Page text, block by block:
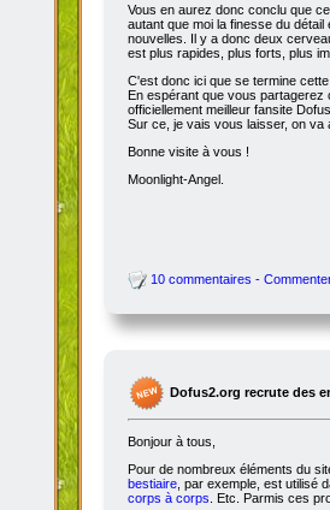
Vous en aurez donc conclu que
autant que moi la finesse du
nouvelles. Il y a donc deux
est plus rapides, plus forts, plus
C'est donc ici que se termine
En espérant que vous
officiellement meilleur fansite
Sur ce, je vais vous laisser, on va
Bonne visite à vous !
Moonlight-Angel.
10 commentaires -
Dofus2.org recrute des
Bonjour à tous,
Pour de nombreux éléments du
bestiaire, par exemple, est utilisé
corps à corps. Etc. Parmis ces